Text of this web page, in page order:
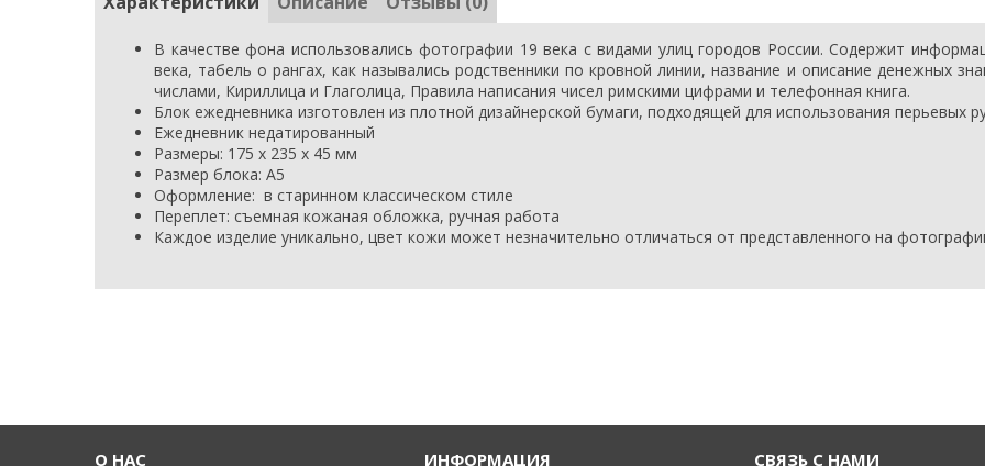
В качестве фона использовались фотографии 19 века с видами улиц городов России. Содержит
века, табель о рангах, как назывались родственники по кровной линии, название и описание денежных
числами, Кириллица и Глаголица, Правила написания чисел римскими цифрами и телефонная книга.
Блок ежедневника изготовлен из плотной дизайнерской бумаги, подходящей для использования перьевых
Ежедневник недатированный
Размеры: 175 х 235 х 45 мм
Размер блока: А5
Оформление: в старинном классическом стиле
Переплет: съемная кожаная обложка, ручная работа
Каждое изделие уникально, цвет кожи может незначительно отличаться от представленного на
О НАС ИНФОРМАЦИЯ СВЯЗЬ С НАМИ